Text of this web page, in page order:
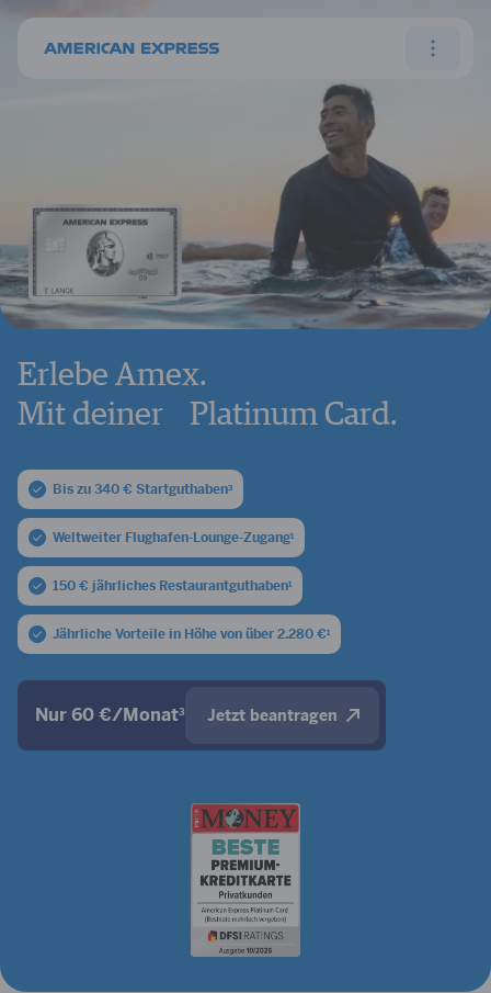
Erlebe Amex.
Mit deiner Platinum Card.
Bis zu 340 € Startguthaben3
Weltweiter Flughafen-Lounge-Zugang1
150 € jährliches Restaurantguthaben1
Jährliche Vorteile in Höhe von über 2.280 €1
Nur 60 €/Monat3 Jetzt beantragen